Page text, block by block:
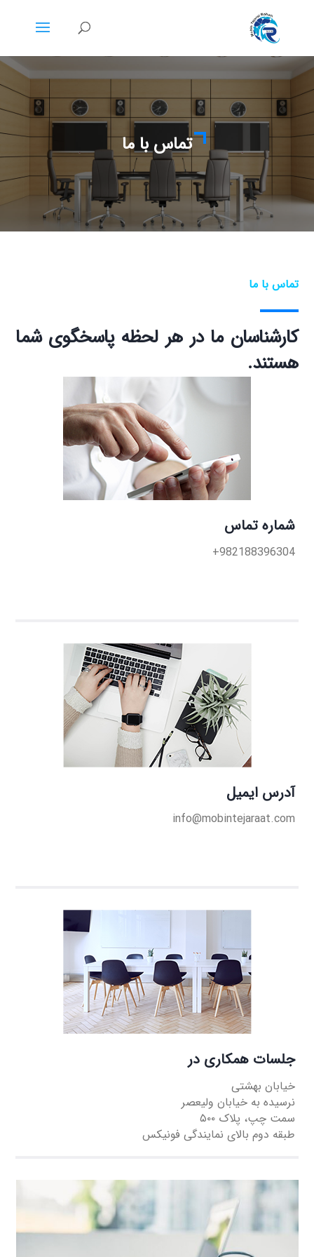
تماس با ما
تماس با ما
کارشناسان ما در هر لحظه پاسخگوی شما
هستند.
شماره تماس
982188396304+
آدرس ایمیل
info@mobintejaraat.com
جلسات همکاری در
خیابان بهشتی
نرسیده به خیابان ولیعصر
سمت چپ،‌ پلاک ۵۰۰
طبقه دوم بالای نمایندگی فونیکس